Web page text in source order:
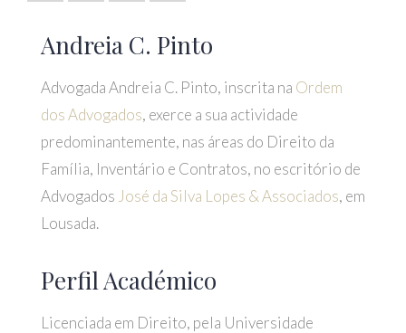
Andreia C. Pinto
Advogada Andreia C. Pinto, inscrita na Ordem
dos Advogados, exerce a sua actividade
predominantemente, nas áreas do Direito da
Família, Inventário e Contratos, no escritório de
Advogados José da Silva Lopes & Associados, em
Lousada.
Perfil Académico
Licenciada em Direito, pela Universidade